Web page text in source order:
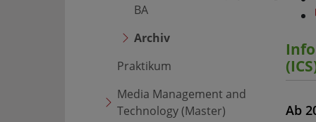
BA
Archiv
Praktikum
Media Management and
Technology (Master)
Ab